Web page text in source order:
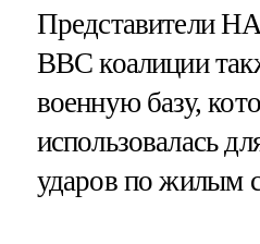
Представители
ВВС коалиции
военную базу,
использовалась
ударов по жилым